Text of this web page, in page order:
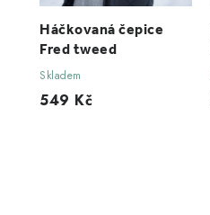
Háčkovaná čepice
Fred tweed
Skladem
549 Kč